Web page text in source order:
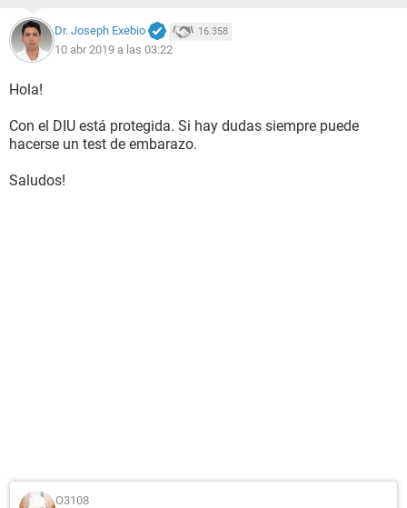
Dr. Joseph Exebio 16.358
10 abr 2019 a las 03:22
Hola!
Con el DIU está protegida. Si hay dudas siempre puede
hacerse un test de embarazo.
Saludos!
O3108